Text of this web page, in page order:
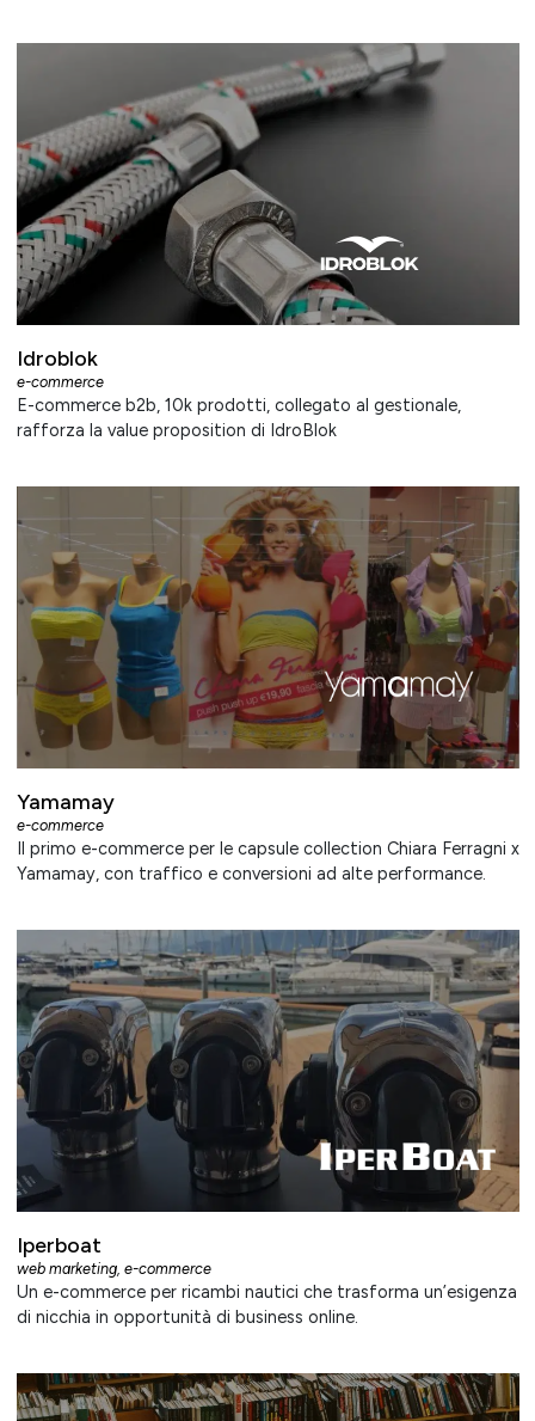
Idroblok
e-commerce
E-commerce b2b, 10k prodotti, collegato al gestionale,
rafforza la value proposition di IdroBlok
Yamamay
e-commerce
Il primo e-commerce per le capsule collection Chiara Ferragni x
Yamamay, con traffico e conversioni ad alte performance.
Iperboat
web marketing, e-commerce
Un e-commerce per ricambi nautici che trasforma un’esigenza
di nicchia in opportunità di business online.